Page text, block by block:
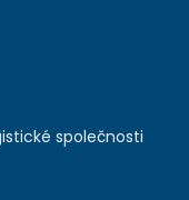
společnosti